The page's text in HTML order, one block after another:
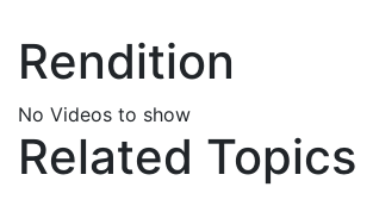
Rendition
No Videos to show
Related Topics